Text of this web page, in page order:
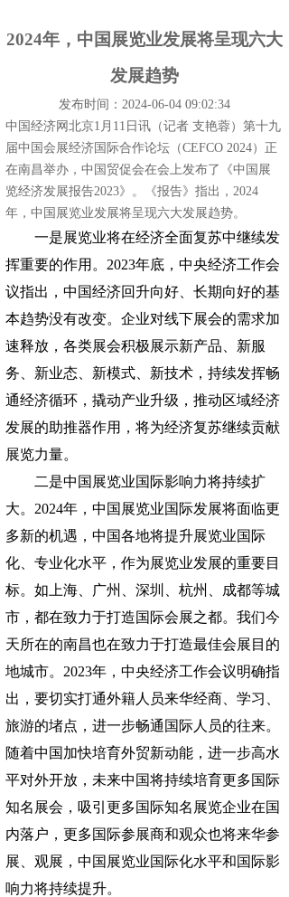
2024年，中国展览业发展将呈现六大
发展趋势
发布时间：2024-06-04 09:02:34
中国经济网北京1月11日讯（记者 支艳蓉）第十九
届中国会展经济国际合作论坛（CEFCO 2024）正
在南昌举办，中国贸促会在会上发布了《中国展
览经济发展报告2023》。《报告》指出，2024
年，中国展览业发展将呈现六大发展趋势。
一是展览业将在经济全面复苏中继续发
挥重要的作用。2023年底，中央经济工作会
议指出，中国经济回升向好、长期向好的基
本趋势没有改变。企业对线下展会的需求加
速释放，各类展会积极展示新产品、新服
务、新业态、新模式、新技术，持续发挥畅
通经济循环，撬动产业升级，推动区域经济
发展的助推器作用，将为经济复苏继续贡献
展览力量。
二是中国展览业国际影响力将持续扩
大。2024年，中国展览业国际发展将面临更
多新的机遇，中国各地将提升展览业国际
化、专业化水平，作为展览业发展的重要目
标。如上海、广州、深圳、杭州、成都等城
市，都在致力于打造国际会展之都。我们今
天所在的南昌也在致力于打造最佳会展目的
地城市。2023年，中央经济工作会议明确指
出，要切实打通外籍人员来华经商、学习、
旅游的堵点，进一步畅通国际人员的往来。
随着中国加快培育外贸新动能，进一步高水
平对外开放，未来中国将持续培育更多国际
知名展会，吸引更多国际知名展览企业在国
内落户，更多国际参展商和观众也将来华参
展、观展，中国展览业国际化水平和国际影
响力将持续提升。